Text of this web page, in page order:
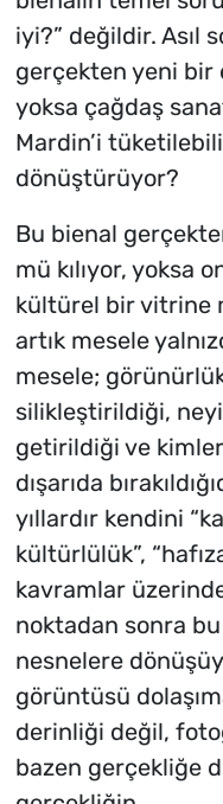
iyi?” değildir. Asıl
gerçekten yeni bir
yoksa çağdaş
Mardin’i
dönüştürüyor?
Bu bienal
mü kılıyor, yoksa
kültürel bir vitrine
artık mesele
mesele;
silikleştirildiği,
getirildiği ve
dışarıda
yıllardır kendini
kültürlülük”,
kavramlar
noktadan sonra
nesnelere
görüntüsü
derinliği değil,
bazen gerçekliğe